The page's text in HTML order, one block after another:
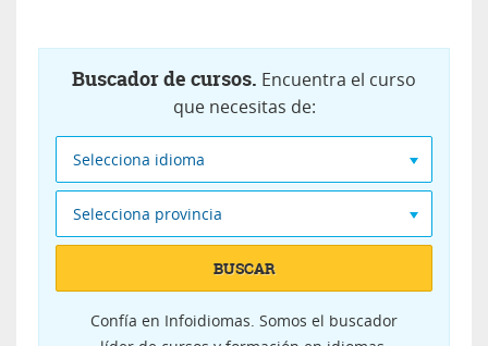
Buscador de cursos. Encuentra el curso
que necesitas de:
Selecciona idioma
Selecciona provincia
BUSCAR
Confía en Infoidiomas. Somos el buscador